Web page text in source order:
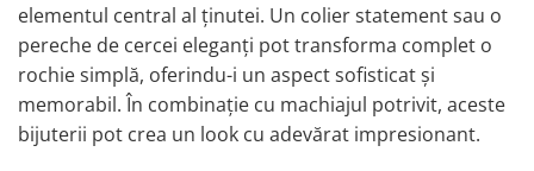
elementul central al ținutei. Un colier statement sau o
pereche de cercei eleganți pot transforma complet o
rochie simplă, oferindu-i un aspect sofisticat și
memorabil. În combinație cu machiajul potrivit, aceste
bijuterii pot crea un look cu adevărat impresionant.